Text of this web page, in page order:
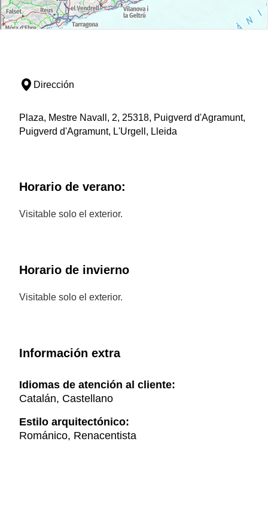
Dirección
Plaza, Mestre Navall, 2, 25318, Puigverd d'Agramunt,
Puigverd d'Agramunt, L'Urgell, Lleida
Horario de verano:
Visitable solo el exterior.
Horario de invierno
Visitable solo el exterior.
Información extra
Idiomas de atención al cliente:
Catalán, Castellano
Estilo arquitectónico:
Románico, Renacentista